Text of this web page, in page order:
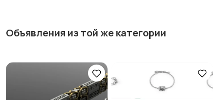
Объявления из той же категории